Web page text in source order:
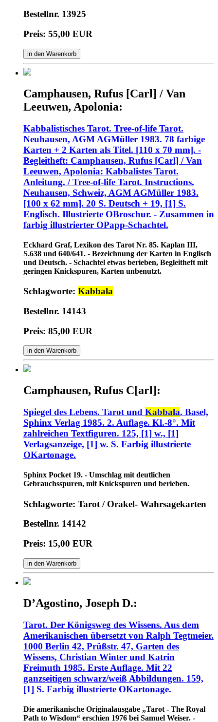
Bestellnr. 13925
Preis: 55,00 EUR
in den Warenkorb
Camphausen, Rufus [Carl] / Van
Leeuwen, Apolonia:
Kabbalistisches Tarot. Tree-of-life Tarot.
Neuhausen, AGM AGMüller 1983. 78 farbige
Karten + 2 Karten als Titel. [110 x 70 mm]. -
Begleitheft: Camphausen, Rufus [Carl] / Van
Leeuwen, Apolonia: Kabbalistes Tarot.
Anleitung. / Tree-of-life Tarot. Instructions.
Neuhausen, Schweiz, AGM AGMüller 1983.
[100 x 62 mm]. 20 S. Deutsch + 19, [1] S.
Englisch. Illustrierte OBroschur. - Zusammen in
farbig illustrierter OPapp-Schachtel.
Eckhard Graf, Lexikon des Tarot Nr. 85. Kaplan III,
S.638 und 640/641. - Bezeichnung der Karten in Englisch
und Deutsch. - Schachtel etwas berieben, Begleitheft mit
geringen Knickspuren, Karten unbenutzt.
Schlagworte: Kabbala
Bestellnr. 14143
Preis: 85,00 EUR
in den Warenkorb
Camphausen, Rufus C[arl]:
Spiegel des Lebens. Tarot und Kabbala. Basel,
Sphinx Verlag 1985. 2. Auflage. Kl.-8°. Mit
zahlreichen Textfiguren. 125, [1] w., [1]
Verlagsanzeige, [1] w. S. Farbig illustrierte
OKartonage.
Sphinx Pocket 19. - Umschlag mit deutlichen
Gebrauchsspuren, mit Knickspuren und berieben.
Schlagworte: Tarot / Orakel- Wahrsagekarten
Bestellnr. 14142
Preis: 15,00 EUR
in den Warenkorb
D’Agostino, Joseph D.:
Tarot. Der Königsweg des Wissens. Aus dem
Amerikanischen übersetzt von Ralph Tegtmeier.
1000 Berlin 42, Prüßstr. 47, Garten des
Wissens, Christian Winter und Katrin
Freimuth 1985. Erste Auflage. Mit 22
ganzseitigen schwarz/weiß Abbildungen. 159,
[1] S. Farbig illustrierte OKartonage.
Die amerikanische Originalausgabe „Tarot - The Royal
Path to Wisdom“ erschien 1976 bei Samuel Weiser. -